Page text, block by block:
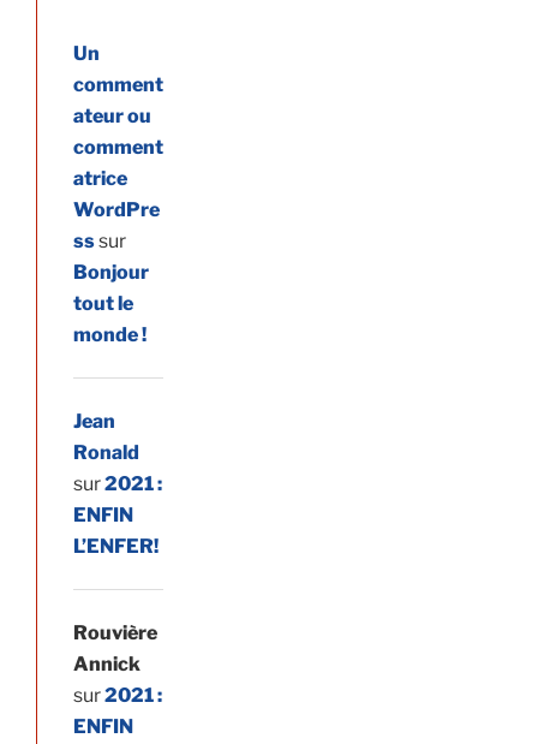
Un
comment
ateur ou
comment
atrice
WordPre
sssur
Bonjour
tout le
monde !
Jean
Ronald
sur2021 :
ENFIN
L’ENFER!
Rouvière
Annick
sur2021 :
ENFIN